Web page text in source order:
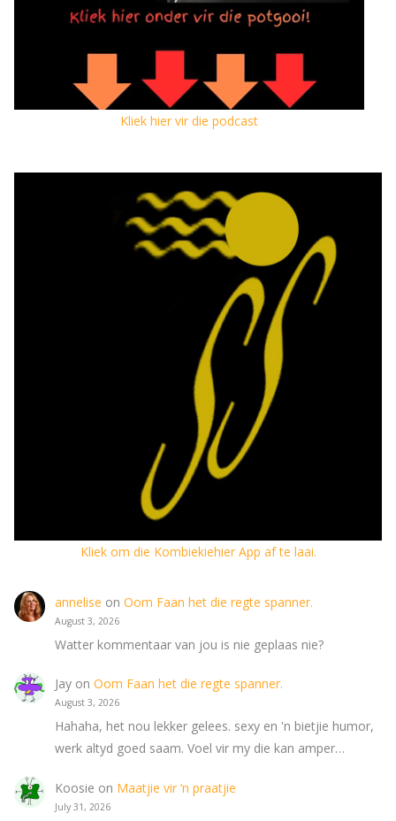
Kliek hier vir die podcast
Kliek om die Kombiekiehier App af te laai.
annelise on Oom Faan het die regte spanner.
August 3, 2026
Watter kommentaar van jou is nie geplaas nie?
Jayon Oom Faan het die regte spanner.
August 3, 2026
Hahaha, het nou lekker gelees. sexy en 'n bietjie humor,
werk altyd goed saam. Voel vir my die kan amper…
Koosie on Maatjie vir ‘n praatjie
July 31, 2026